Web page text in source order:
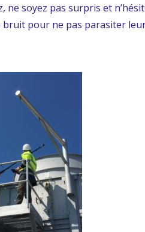
soyez pas surpris et
bruit pour ne pas parasiter